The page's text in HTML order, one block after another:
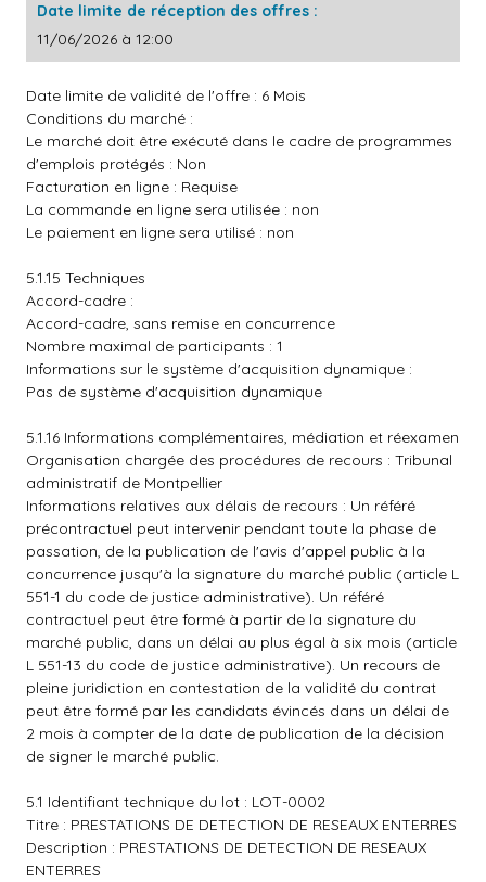
Date limite de réception des offres :
11/06/2026 à 12:00
Date limite de validité de l'offre : 6 Mois
Conditions du marché :
Le marché doit être exécuté dans le cadre de programmes
d'emplois protégés : Non
Facturation en ligne : Requise
La commande en ligne sera utilisée : non
Le paiement en ligne sera utilisé : non
5.1.15 Techniques
Accord-cadre :
Accord-cadre, sans remise en concurrence
Nombre maximal de participants : 1
Informations sur le système d'acquisition dynamique :
Pas de système d'acquisition dynamique
5.1.16 Informations complémentaires, médiation et réexamen
Organisation chargée des procédures de recours : Tribunal
administratif de Montpellier
Informations relatives aux délais de recours : Un référé
précontractuel peut intervenir pendant toute la phase de
passation, de la publication de l'avis d'appel public à la
concurrence jusqu'à la signature du marché public (article L
551-1 du code de justice administrative). Un référé
contractuel peut être formé à partir de la signature du
marché public, dans un délai au plus égal à six mois (article
L 551-13 du code de justice administrative). Un recours de
pleine juridiction en contestation de la validité du contrat
peut être formé par les candidats évincés dans un délai de
2 mois à compter de la date de publication de la décision
de signer le marché public.
5.1 Identifiant technique du lot : LOT-0002
Titre : PRESTATIONS DE DETECTION DE RESEAUX ENTERRES
Description : PRESTATIONS DE DETECTION DE RESEAUX
ENTERRES